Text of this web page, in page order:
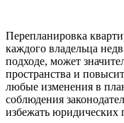
Перепланировка
каждого владельца
подходе, может
пространства и
любые изменения в
соблюдения
избежать